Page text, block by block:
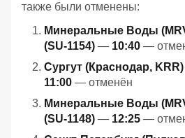
также были отменены:
Минеральные Воды
(SU-1154) — 10:40 —
Сургут (Краснодар, KRR)
11:00 — отменён
Минеральные Воды
(SU-1148) — 12:25 —